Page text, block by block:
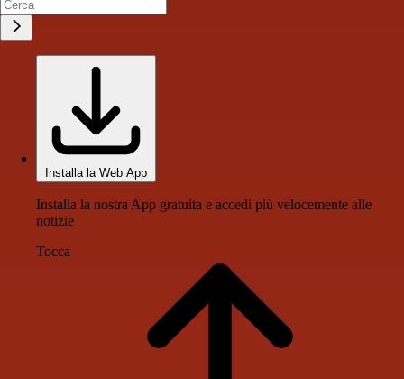
Installa la Web App
Installa la nostra App gratuita e accedi più velocemente alle
notizie
Tocca